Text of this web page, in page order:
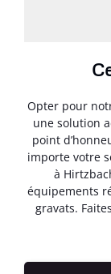
Opter pour
une solution
point
importe votre
à
équipements
gravats.